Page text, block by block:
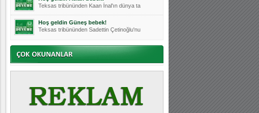
Teksas tribününden Kaan İnal'ın dünya ta
Hoş geldin Güneş bebek!
Teksas tribününden Sadettin Çetinoğlu'nu
Mutluluklar Ceyhun Tetik
Teksas tribünlerinin sevilen isimlerinde
Bursasporumuzun önü açılsın is
Hoş geldin Alaz Bebek!
Teksas.org sistem yöneticisi, ekibimizin